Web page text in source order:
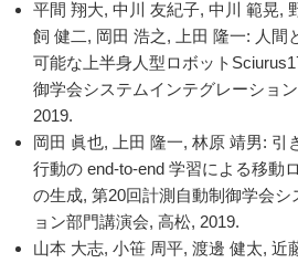
平間 翔大, 中川 友紀子, 中川 範晃,
飼 健二, 岡田 浩之, 上田 隆一: 人間
可能な上半身人型ロボット
御学会システムインテグレーショ
2019.
岡田 眞也, 上田 隆一, 林原 靖男: 引
行動の end-to-end 学習による移動
の生成, 第20回計測自動制御学会シ
ョン部門講演会, 高松, 2019.
山本 大志, 小笹 周平, 渡邊 健太, 近